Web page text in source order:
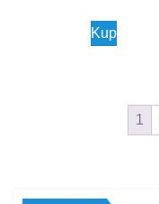
Kup
1